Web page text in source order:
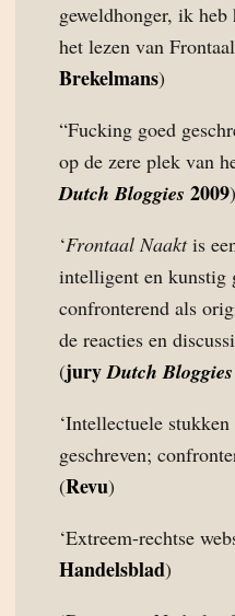
geweldhonger, ik
het lezen van
Brekelmans)
“Fucking goed
op de zere plek van
Dutch Bloggies 2009)
‘Frontaal Naaktis
intelligent en kunstig
confronterend als
de reacties en
(juryDutch Bloggies
‘Intellectuele
geschreven;
(Revu)
‘Extreem-rechtse
Handelsblad)